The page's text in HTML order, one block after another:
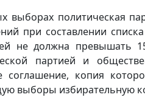
выборах политическая
при составлении
не должна превышать
партией и
соглашение, копия
выборы избирательную